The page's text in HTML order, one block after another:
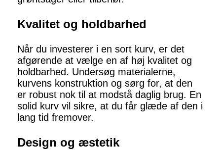
Kvalitet og holdbarhed
Når du investerer i en sort kurv, er det
afgørende at vælge en af høj kvalitet og
holdbarhed. Undersøg materialerne,
kurvens konstruktion og sørg for, at den
er robust nok til at modstå daglig brug. En
solid kurv vil sikre, at du får glæde af den i
lang tid fremover.
Design og æstetik